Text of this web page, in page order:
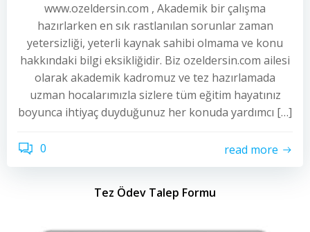
www.ozeldersin.com , Akademik bir çalışma
hazırlarken en sık rastlanılan sorunlar zaman
yetersizliği, yeterli kaynak sahibi olmama ve konu
hakkındaki bilgi eksikliğidir. Biz ozeldersin.com ailesi
olarak akademik kadromuz ve tez hazırlamada
uzman hocalarımızla sizlere tüm eğitim hayatınız
boyunca ihtiyaç duyduğunuz her konuda yardımcı […]
0 read more
Tez Ödev Talep Formu